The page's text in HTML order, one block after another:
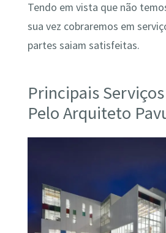
Tendo em vista que não
sua vez cobraremos em
partes saiam satisfeitas.
Principais
Pelo Arquiteto